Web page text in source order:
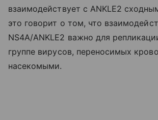
взаимодействует с ANKLE2
это говорит о том, что
NS4A/ANKLE2 важно для
группе вирусов, переносимых
насекомыми.